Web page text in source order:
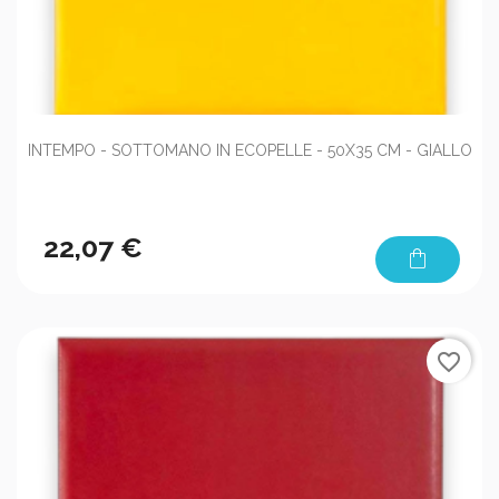
INTEMPO - SOTTOMANO IN ECOPELLE - 50X35 CM - GIALLO
22,07 € shopping_bag
favorite_border